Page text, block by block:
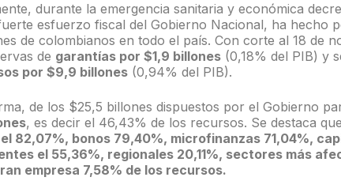
durante la emergencia sanitaria y económica
esfuerzo fiscal del Gobierno Nacional, ha hecho
de colombianos en todo el país. Con corte al 18 de
de garantías por $1,9 billones (0,18% del PIB) y
por $9,9 billones (0,94% del PIB).
de los $25,5 billones dispuestos por el Gobierno
, es decir el 46,43% de los recursos. Se destaca
82,07%, bonos 79,40%, microfinanzas 71,04%,
el 55,36%, regionales 20,11%, sectores más
empresa 7,58% de los recursos.